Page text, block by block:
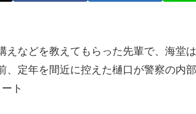
えなどを教えてもらった先輩で、海堂
、定年を間近に控えた樋口が警察の内
ト